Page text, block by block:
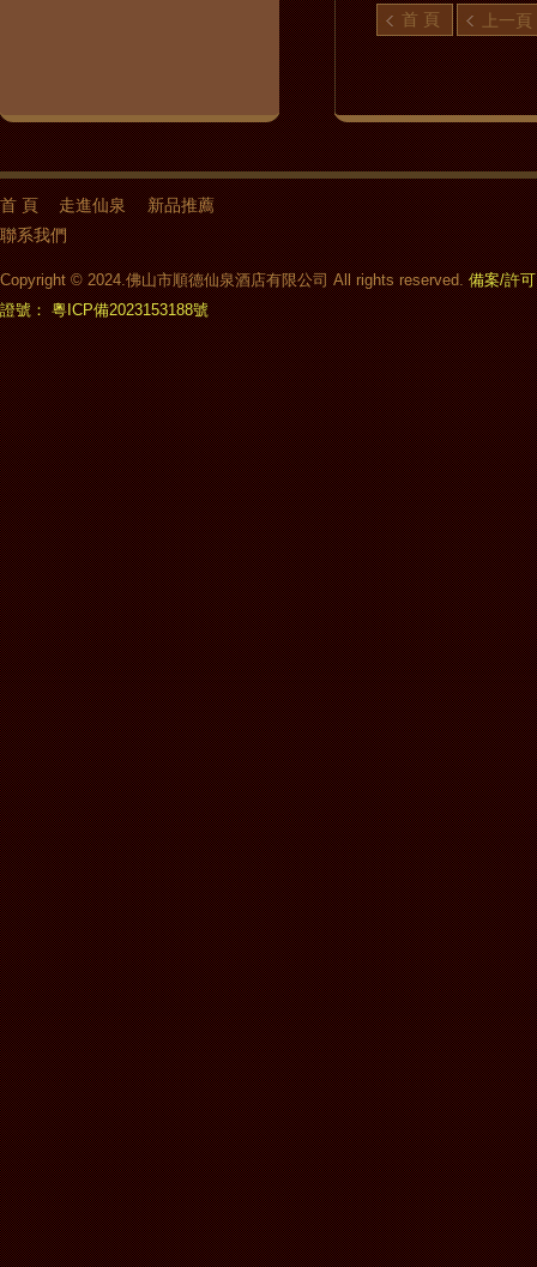
首 頁 上一頁
首 頁 走進仙泉
新品推薦
聯系我們
Copyright © 2024.佛山市順德仙泉酒店有限公司 All rights reserved.備案/許可
證號： 粵ICP備2023153188號